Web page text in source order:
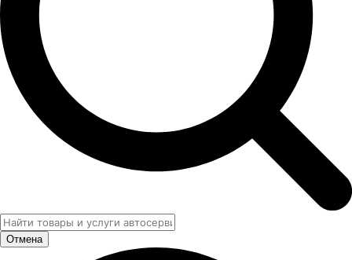
Отмена